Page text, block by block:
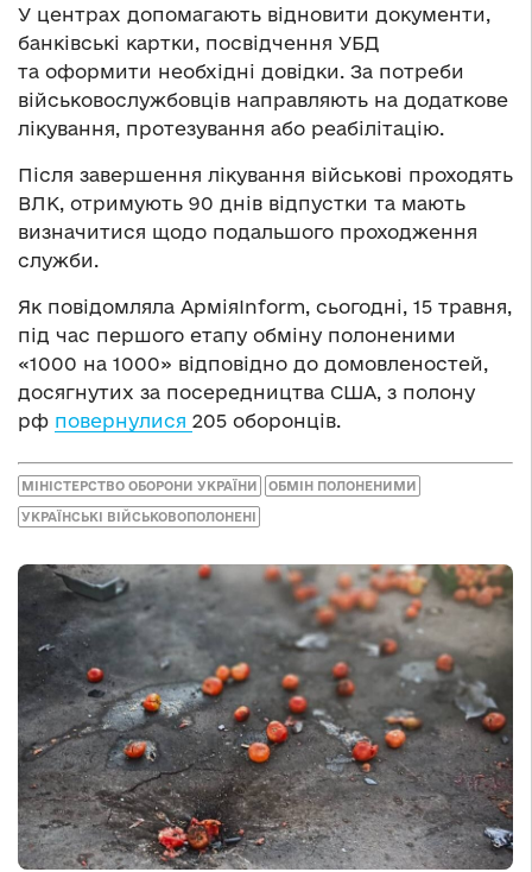
У центрах допомагають відновити документи,
банківські картки, посвідчення УБД
та оформити необхідні довідки. За потреби
військовослужбовців направляють на додаткове
лікування, протезування або реабілітацію.
Після завершення лікування військові проходять
ВЛК, отримують 90 днів відпустки та мають
визначитися щодо подальшого проходження
служби.
Як повідомляла АрміяInform, сьогодні, 15 травня,
під час першого етапу обміну полоненими
«1000 на 1000» відповідно до домовленостей,
досягнутих за посередництва США, з полону
рф повернулися 205 оборонців.
МІНІСТЕРСТВО ОБОРОНИ УКРАЇНИ ОБМІН ПОЛОНЕНИМИ
УКРАЇНСЬКІ ВІЙСЬКОВОПОЛОНЕНІ